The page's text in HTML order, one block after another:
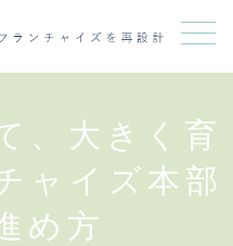
メニュー
、大きく育
ャイズ本部
め方